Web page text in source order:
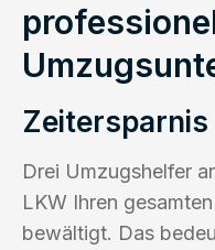
Zeitersparnis
Drei Umzugshelfer
LKW Ihren
bewältigt. Das